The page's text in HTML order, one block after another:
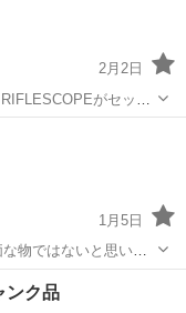
2月2日
がセット
1月5日
物ではないと思いま
き可能です。
双眼鏡
ク品